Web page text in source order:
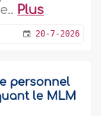
Plus
20-7-2026
personnel
le MLM